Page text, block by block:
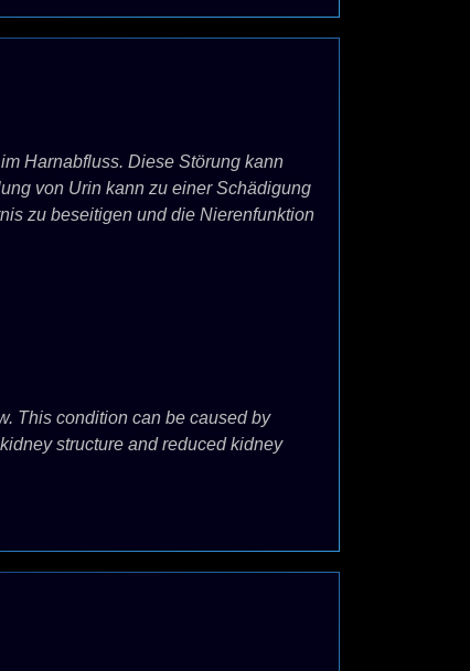
Harnabfluss. Diese Störung kann
von Urin kann zu einer Schädigung
zu beseitigen und die Nierenfunktion
This condition can be caused by
structure and reduced kidney